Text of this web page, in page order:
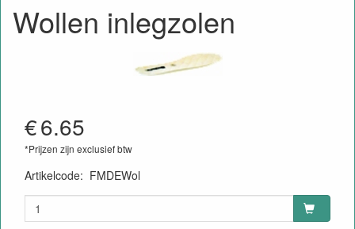
Wollen inlegzolen
€6.65
*Prijzen zijn exclusief btw
Artikelcode: FMDEWol